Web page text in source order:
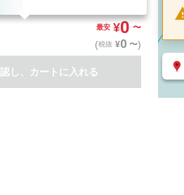
最安 ¥0 〜
(税抜 ¥0 〜)
し、カートに入れる